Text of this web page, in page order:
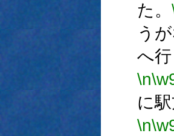
た。
う
へ行
\n
に
\n